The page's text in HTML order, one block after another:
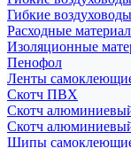
Гибкие
Расходные
Изоляционные
Пенофол
Ленты
Скотч ПВХ
Скотч
Скотч
Шипы